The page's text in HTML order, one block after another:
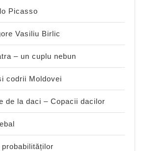
Picasso
Vasiliu Birlic
– un cuplu nebun
codrii Moldovei
de la daci – Copacii dacilor